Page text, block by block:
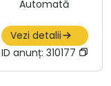
Automată
Vezi detalii
ID anunț: 310177